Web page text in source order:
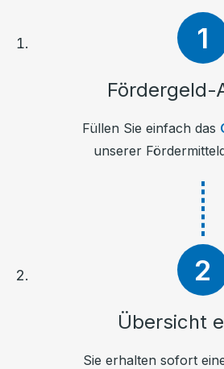
Fördergeld-
Füllen Sie einfach das
unserer
Übersicht
Sie erhalten sofort